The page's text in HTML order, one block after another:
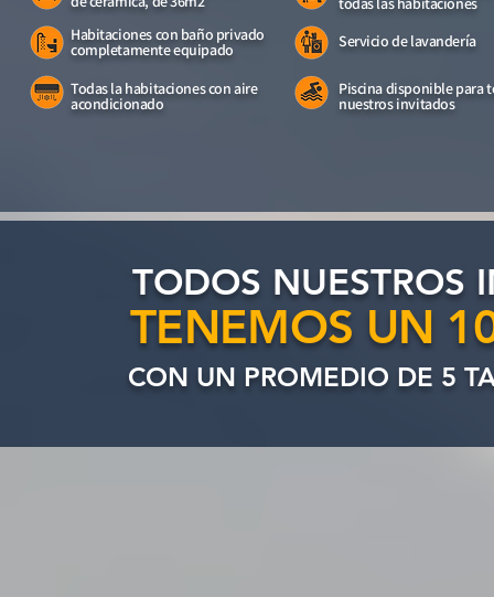
Habitaciones con baño privado
completamente equipado
Todas la habitaciones con aire
acondicionado
Servicio de lavandería
Piscina disponible para
nuestros invitados
TODOS NUESTROS
TENEMOS UN
CON UN PROMEDIO DE 5